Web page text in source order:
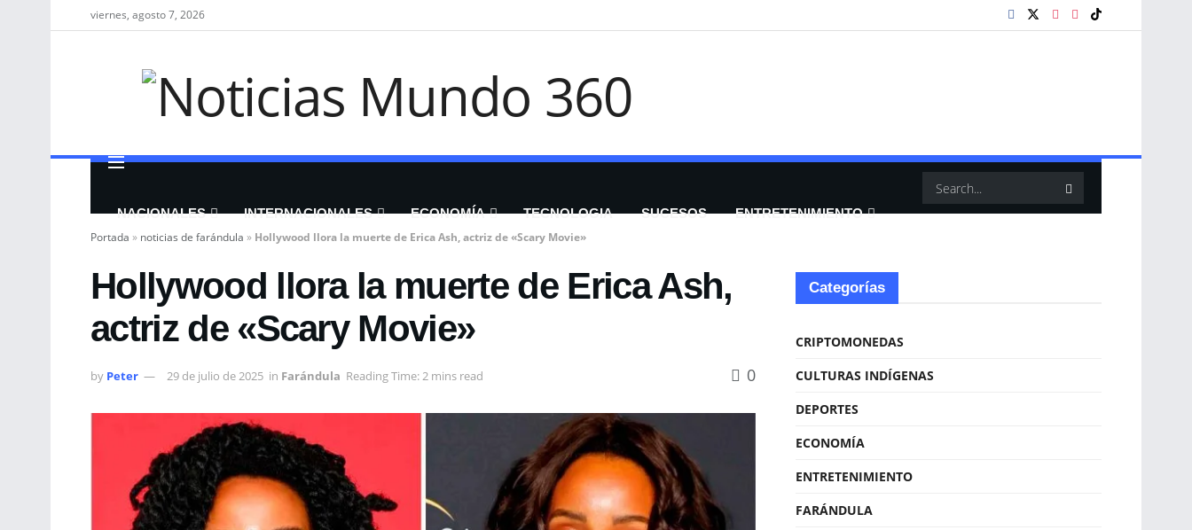
viernes, agosto 7, 2026
NACIONALES INTERNACIONALES ECONOMÍA TECNOLOGIA SUCESOS
ENTRETENIMIENTO
Portada » noticias de farándula » Hollywood llora la muerte de Erica Ash, actriz de «Scary Movie»
Hollywood llora la muerte de Erica Ash,
actriz de «Scary Movie»
by Peter 29 de julio de 2025 in Farándula Reading Time: 2 mins read 0
Categorías
CRIPTOMONEDAS
CULTURAS INDÍGENAS
DEPORTES
ECONOMÍA
ENTRETENIMIENTO
FARÁNDULA